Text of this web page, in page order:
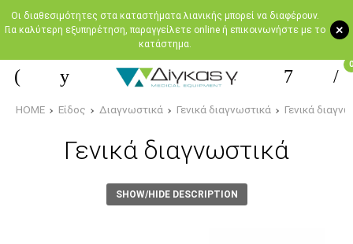
+
Oι διαθεσιμότητες στα καταστήματα λιανικής μπορεί να διαφέρουν.
Για καλύτερη εξυπηρέτηση, παραγγείλετε online ή επικοινωνήστε με το
κατάστημα.
0
HOME Είδος Διαγνωστικά Γενικά διαγνωστικά Γενικά
Γενικά διαγνωστικά
SHOW/HIDE DESCRIPTION